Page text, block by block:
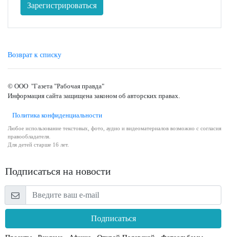
Зарегистрироваться
Возврат к списку
© ООО "Газета "Рабочая правда"
Информация сайта защищена законом об авторских правах.
Политика конфиденциальности
Любое использование текстовых, фото, аудио и видеоматериалов возможно с согласия
правообладателя.
Для детей старше 16 лет.
Подписаться на новости
Подписаться